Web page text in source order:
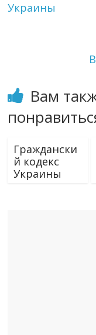
Украины
Вам
Граждански
й кодекс
Украины